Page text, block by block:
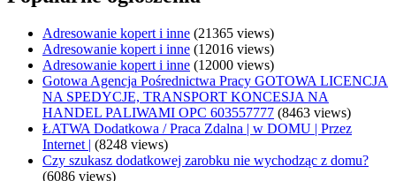
Adresowanie kopert i inne (21365 views)
Adresowanie kopert i inne (12016 views)
Adresowanie kopert i inne (12000 views)
Gotowa Agencja Pośrednictwa Pracy GOTOWA LICENCJA
NA SPEDYCJE, TRANSPORT KONCESJA NA
HANDEL PALIWAMI OPC 603557777 (8463 views)
ŁATWA Dodatkowa / Praca Zdalna | w DOMU | Przez
Internet | (8248 views)
Czy szukasz dodatkowej zarobku nie wychodząc z domu?
(6086 views)